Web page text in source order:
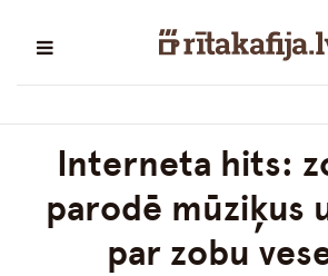
Interneta hits:
parodē mūziķus
par zobu